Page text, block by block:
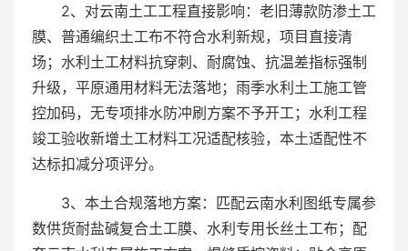
2、对云南土工工程直接影响：老旧薄款防渗土工
膜、普通编织土工布不符合水利新规，项目直接清
场；水利土工材料抗穿刺、耐腐蚀、抗温差指标强制
升级，平原通用材料无法落地；雨季水利土工施工管
控加码，无专项排水防冲刷方案不予开工；水利工程
竣工验收新增土工材料工况适配核验，本土适配性不
达标扣减分项评分。
3、本土合规落地方案：匹配云南水利图纸专属参
数供货耐盐碱复合土工膜、水利专用长丝土工布；配